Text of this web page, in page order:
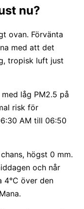
nu?
ovan. Förvänta
med att det
tropisk luft just
låg PM2.5 på
risk för
AM till 06:50
högst 0 mm.
och når
4°C över den